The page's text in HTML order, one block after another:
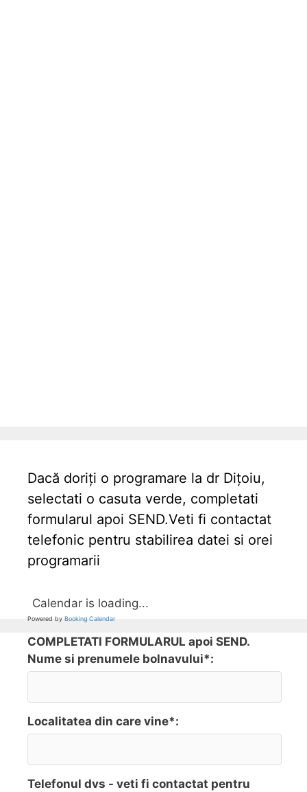
Dacă doriți o programare la dr Dițoiu,
selectati o casuta verde, completati
formularul apoi SEND.Veti fi contactat
telefonic pentru stabilirea datei si orei
programarii
Calendar is loading...
Powered by Booking Calendar
COMPLETATI FORMULARUL apoi SEND.
Nume si prenumele bolnavului*:
Localitatea din care vine*:
Telefonul dvs - veti fi contactat pentru